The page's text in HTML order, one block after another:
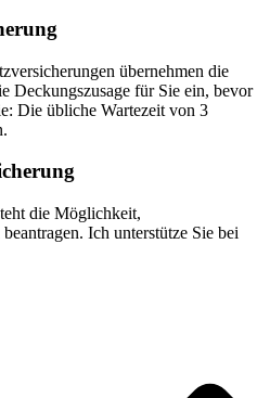
übernehmen die
Deckungszusage für Sie ein, bevor
Die übliche Wartezeit von 3
die Möglichkeit,
beantragen. Ich unterstütze Sie bei